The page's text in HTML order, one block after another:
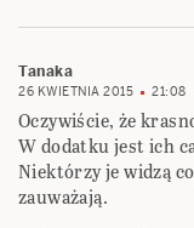
Tanaka
26 KWIETNIA 2015 21:08
Oczywiście, że
W dodatku jest ich
Niektórzy je widzą
zauważają.